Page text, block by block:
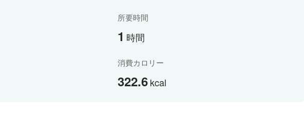
所要時間
1 時間
消費カロリー
322.6kcal